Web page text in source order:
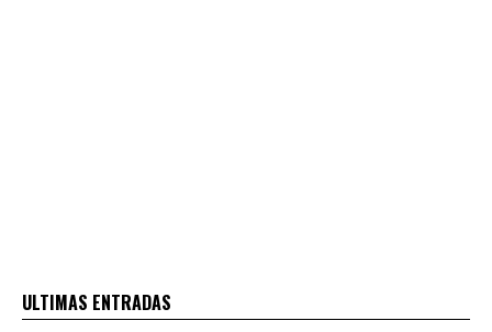
ULTIMAS ENTRADAS